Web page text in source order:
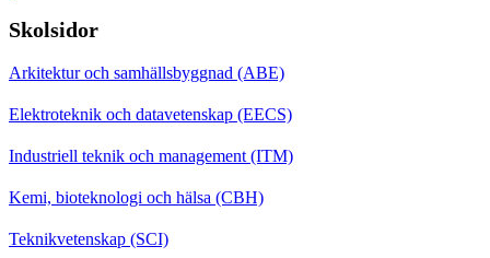
Skolsidor
Arkitektur och samhällsbyggnad (ABE)
Elektroteknik och datavetenskap (EECS)
Industriell teknik och management (ITM)
Kemi, bioteknologi och hälsa (CBH)
Teknikvetenskap (SCI)